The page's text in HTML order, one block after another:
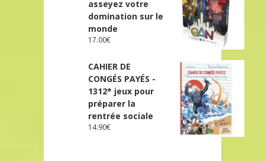
asseyez votre
domination sur le
monde
17.00€
CAHIER DE
CONGÉS PAYÉS -
1312* jeux pour
préparer la
rentrée sociale
14.90€